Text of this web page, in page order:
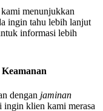
kami menunjukkan
ingin tahu lebih lanjut
informasi lebih
dengan jaminan
ingin klien kami merasa